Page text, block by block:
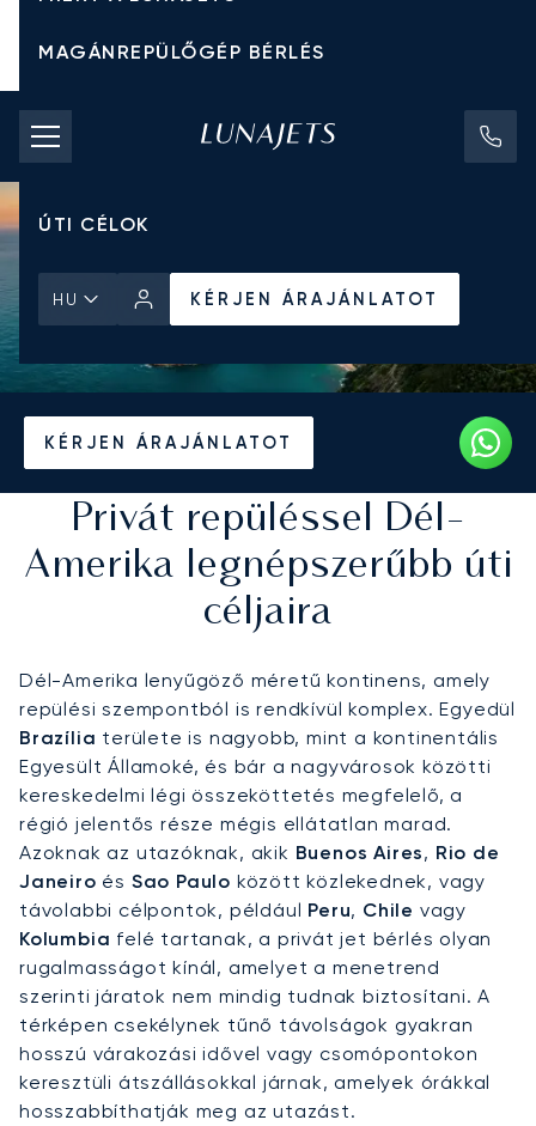
MAGÁNREPÜLŐGÉP BÉRLÉS
CHARTER ÁRAK
MAGÁNREPÜLŐGÉPEK
ÚTI CÉLOK
HU KÉRJEN ÁRAJÁNLATOT
KÉRJEN ÁRAJÁNLATOT
Kezdőlap Úti Célok
Privát repüléssel Dél-
Amerika legnépszerűbb úti
céljaira
Dél-Amerika lenyűgöző méretű kontinens, amely
repülési szempontból is rendkívül komplex. Egyedül
Brazília területe is nagyobb, mint a kontinentális
Egyesült Államoké, és bár a nagyvárosok közötti
kereskedelmi légi összeköttetés megfelelő, a
régió jelentős része mégis ellátatlan marad.
Azoknak az utazóknak, akik Buenos Aires, Rio de
Janeiro és Sao Paulo között közlekednek, vagy
távolabbi célpontok, például Peru, Chile vagy
Kolumbia felé tartanak, a privát jet bérlés olyan
rugalmasságot kínál, amelyet a menetrend
szerinti járatok nem mindig tudnak biztosítani. A
térképen csekélynek tűnő távolságok gyakran
hosszú várakozási idővel vagy csomópontokon
keresztüli átszállásokkal járnak, amelyek órákkal
hosszabbíthatják meg az utazást.